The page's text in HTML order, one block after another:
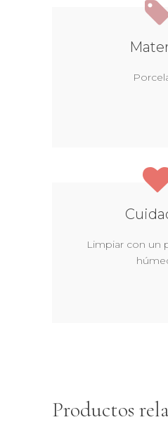
Limpiar con un
Productos